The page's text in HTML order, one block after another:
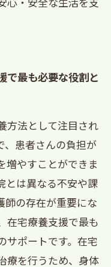
で最も必要な役割と
方法として注目され
、患者さんの負担が
増やすことができま
とは異なる不安や課
師の存在が重要にな
在宅療養支援で最も
サポートです。在宅
療を行うため、身体